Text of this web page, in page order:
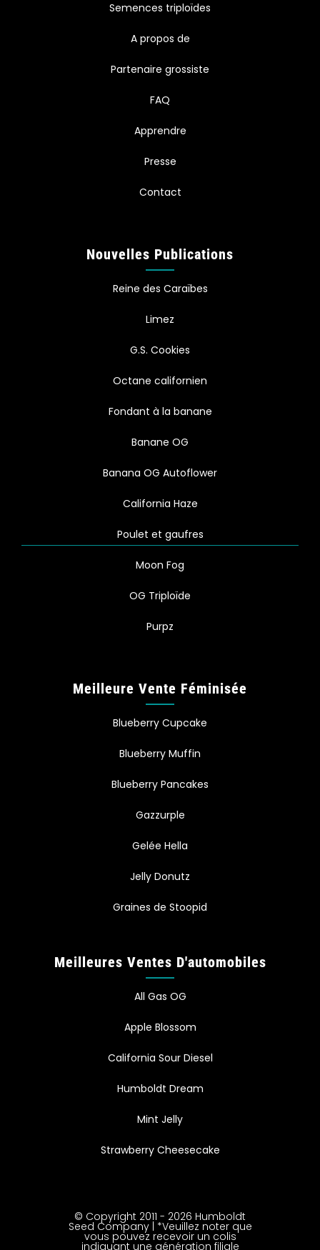
Semences triploïdes
A propos de
Partenaire grossiste
FAQ
Apprendre
Presse
Contact
Nouvelles Publications
Reine des Caraïbes
Limez
G.S. Cookies
Octane californien
Fondant à la banane
Banane OG
Banana OG Autoflower
California Haze
Poulet et gaufres
Moon Fog
OG Triploïde
Purpz
Meilleure Vente Féminisée
Blueberry Cupcake
Blueberry Muffin
Blueberry Pancakes
Gazzurple
Gelée Hella
Jelly Donutz
Graines de Stoopid
Meilleures Ventes D'automobiles
All Gas OG
Apple Blossom
California Sour Diesel
Humboldt Dream
Mint Jelly
Strawberry Cheesecake
© Copyright 2011 - 2026 Humboldt
Seed Company | *Veuillez noter que
vous pouvez recevoir un colis
indiquant une génération filiale